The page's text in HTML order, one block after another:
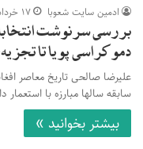
ادمین سایت شعوبا ۱۷ خرداد ۱۴۰۰
بررسی سرنوشت
دموکراسی پویا تا
علیرضا صالحی تاریخ معاصر
سابقه سالها مبارزه با استعمار
بیشتر بخوانید »